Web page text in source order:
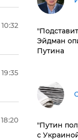
10:32
19:35
18:20
Эйдман
Путина
"Путин
с